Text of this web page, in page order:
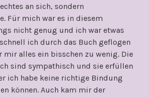
an sich, sondern
Für mich war es in diesem
nicht genug und ich war etwas
ich durch das Buch geflogen
mir alles ein bisschen zu wenig. Die
sind sympathisch und sie erfüllen
ich habe keine richtige Bindung
können. Auch kam mir der